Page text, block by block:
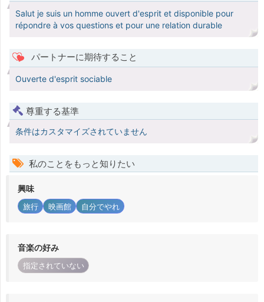
Salut je suis un homme ouvert d'esprit et disponible pour
répondre à vos questions et pour une relation durable
パートナーに期待すること
Ouverte d'esprit sociable
尊重する基準
条件はカスタマイズされていません
私のことをもっと知りたい
興味
旅行 映画館 自分でやれ
音楽の好み
指定されていない